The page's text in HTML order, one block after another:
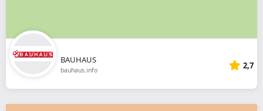
BAUHAUS
bauhaus.info 2,7